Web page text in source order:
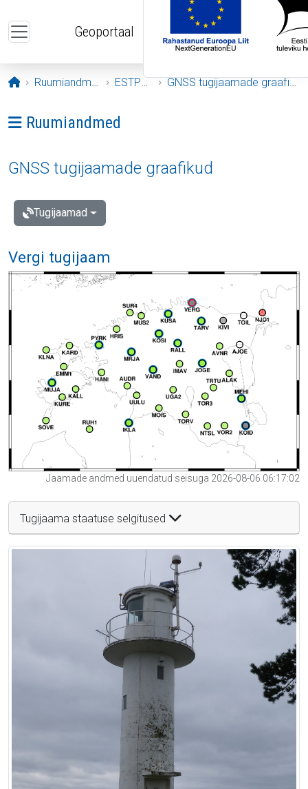
Geoportaal
Avaleht
Ruumiandmed ESTPOS GNSS tugijaamade graafikud
Ava menüü: Ruumiandmed
Ruumiandmed
GNSS tugijaamade graafikud
Tugijaamad
Vergi tugijaam
Jaamade andmed uuendatud seisuga 2026-08-06 06:17:02
Tugijaama staatuse selgitused